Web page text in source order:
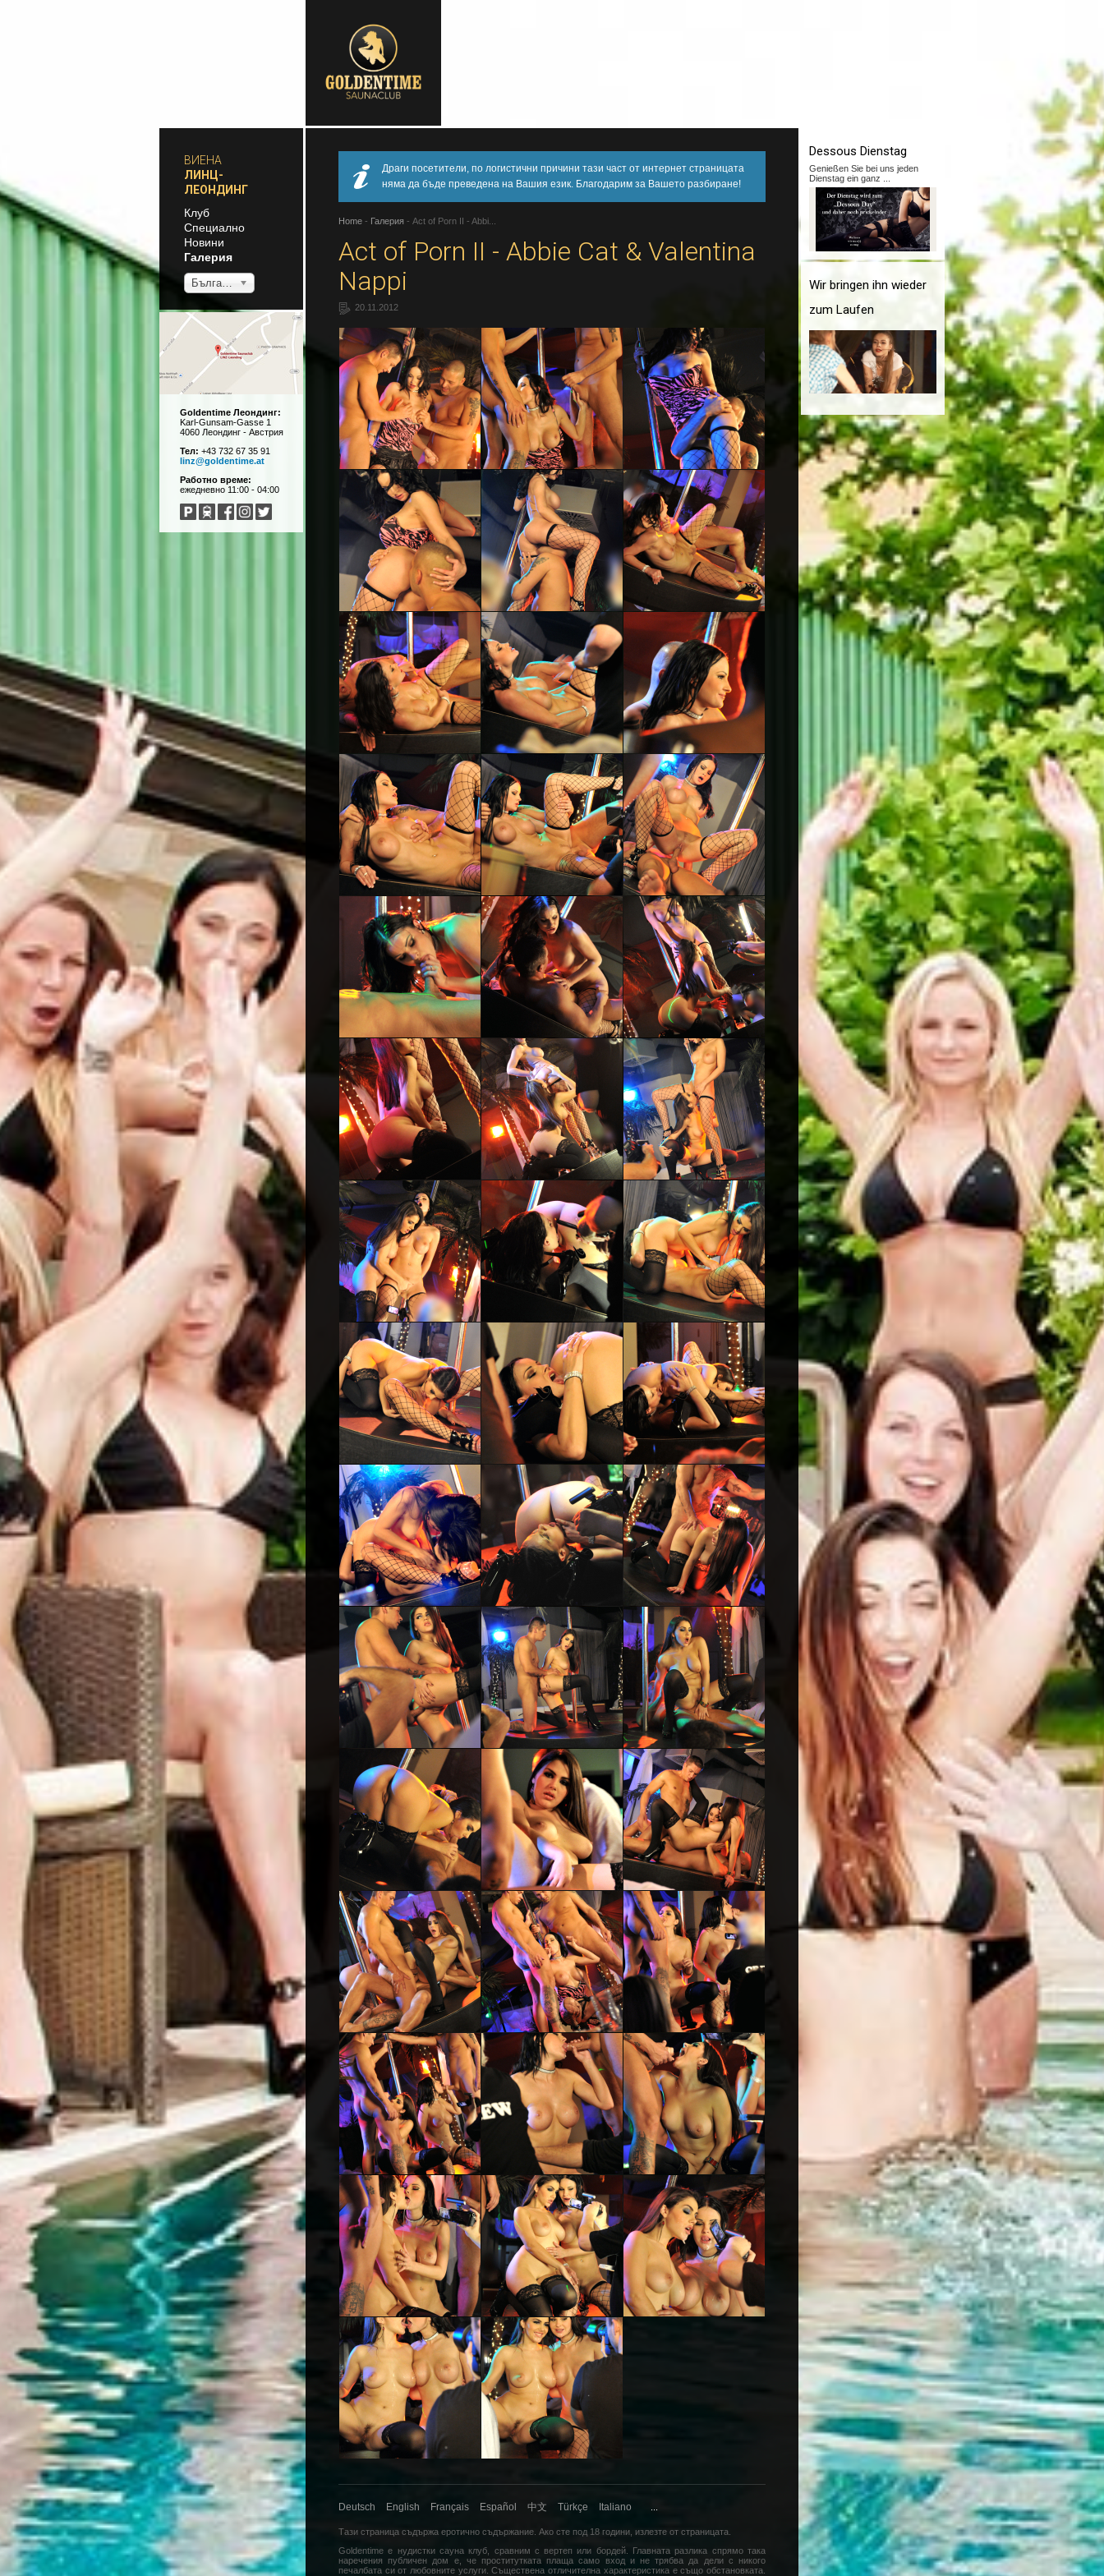
ВИЕНА
ЛИНЦ-
ЛЕОНДИНГ
Клуб
Специално
Новини
Галерия
Goldentime Леондинг:
Karl-Gunsam-Gasse 1
4060 Леондинг - Австрия
Тел: +43 732 67 35 91
linz@goldentime.at
Работно време:
ежедневно 11:00 - 04:00
Драги посетители, по логистични причини тази част от интернет страницата
няма да бъде преведена на Вашия език. Благодарим за Вашето разбиране!
Home - Галерия - Act of Porn II - Abbi...
Act of Porn II - Abbie Cat & Valentina
Nappi
20.11.2012
Deutsch English Français Español 中文 Türkçe Italiano
Тази страница съдържа еротично съдържание. Ако сте под 18 години, излезте от страницата.
Goldentime е нудистки сауна клуб, сравним с вертеп или бордей. Главната разлика спрямо така
наречения публичен дом е, че проститутката плаща само вход и не трябва да дели с никого
печалбата си от любовните услуги. Съществена отличителна характеристика е също обстановката.
Dessous Dienstag
Genießen Sie bei uns jeden
Dienstag ein ganz
Wir bringen ihn wieder
zum Laufen